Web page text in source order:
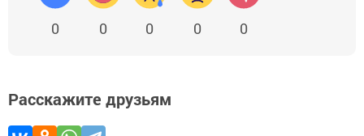
0 0 0 0 0
Расскажите друзьям